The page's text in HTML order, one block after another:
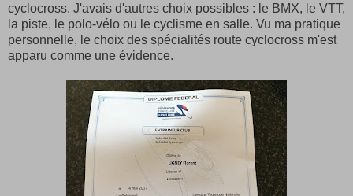
cyclocross. J'avais d'autres choix possibles : le BMX, le VTT,
la piste, le polo-vélo ou le cyclisme en salle. Vu ma pratique
personnelle, le choix des spécialités route cyclocross m'est
apparu comme une évidence.